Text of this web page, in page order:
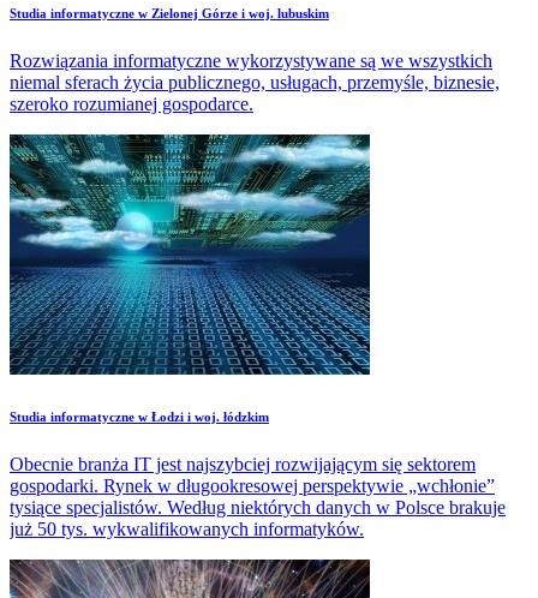
Studia informatyczne w Zielonej Górze i woj. lubuskim
Rozwiązania informatyczne wykorzystywane są we wszystkich
niemal sferach życia publicznego, usługach, przemyśle, biznesie,
szeroko rozumianej gospodarce.
Studia informatyczne w Łodzi i woj. łódzkim
Obecnie branża IT jest najszybciej rozwijającym się sektorem
gospodarki. Rynek w długookresowej perspektywie „wchłonie”
tysiące specjalistów. Według niektórych danych w Polsce brakuje
już 50 tys. wykwalifikowanych informatyków.